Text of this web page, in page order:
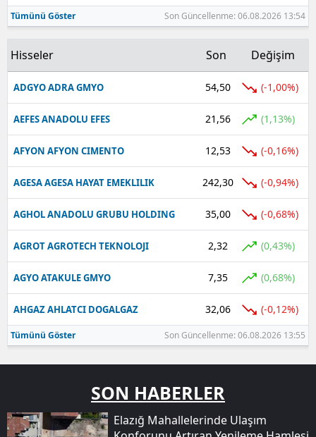
Tümünü Göster Son Güncellenme: 06.08.2026 13:54
Hisseler Son Değişim
ADGYO ADRA GMYO 54,50 (-1,00%)
AEFES ANADOLU EFES 21,56 (1,13%)
AFYON AFYON CIMENTO 12,53 (-0,16%)
AGESA AGESA HAYAT EMEKLILIK 242,30 (-0,94%)
AGHOL ANADOLU GRUBU HOLDING 35,00 (-0,68%)
AGROT AGROTECH TEKNOLOJI 2,32 (0,43%)
AGYO ATAKULE GMYO 7,35 (0,68%)
AHGAZ AHLATCI DOGALGAZ 32,06 (-0,12%)
Tümünü Göster Son Güncellenme: 06.08.2026 13:55
SON HABERLER
Elazığ Mahallelerinde Ulaşım